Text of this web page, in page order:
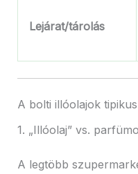
Lejárat/tárolás
A bolti illóolajok
1. „Illóolaj” vs.
A legtöbb